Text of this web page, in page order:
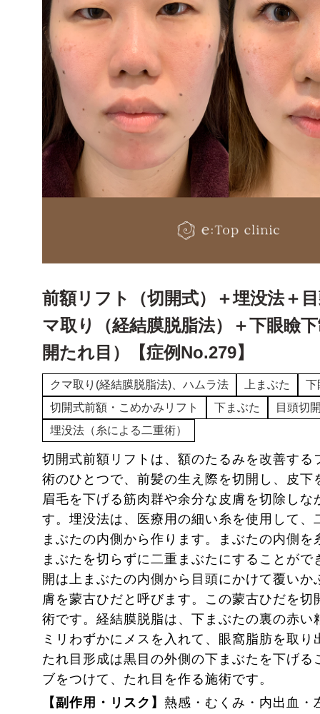
前額リフト（切開式）＋埋没法＋
マ取り（経結膜脱脂法）＋下眼瞼
開たれ目）【症例No.279】
クマ取り(経結膜脱脂法)、ハムラ法 上まぶた
下
切開式前額・こめかみリフト
下まぶた
目頭切
埋没法（糸による二重術）
切開式前額リフトは、額のたるみを改善する
術のひとつで、前髪の生え際を切開し、皮下
眉毛を下げる筋肉群や余分な皮膚を切除しな
す。埋没法は、医療用の細い糸を使用して、
まぶたの内側から作ります。まぶたの内側を
まぶたを切らずに二重まぶたにすることがで
開は上まぶたの内側から目頭にかけて覆いか
膚を蒙古ひだと呼びます。この蒙古ひだを切
術です。経結膜脱脂は、下まぶたの裏の赤い
ミリわずかにメスを入れて、眼窩脂肪を取り
たれ目形成は黒目の外側の下まぶたを下げる
ブをつけて、たれ目を作る施術です。
【副作用・リスク】 熱感・むくみ・内出血・